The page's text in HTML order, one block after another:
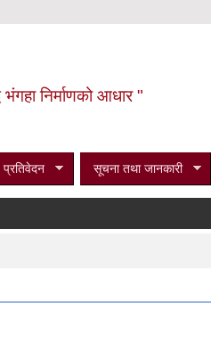
निर्माणको आधार "
प्रतिवेदन सूचना तथा जानकारी